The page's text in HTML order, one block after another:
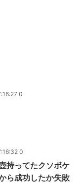
0
0
持ってたクソボケ
ら成功したか失敗